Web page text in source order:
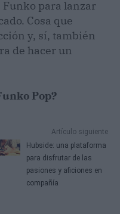
para lanzar
Cosa que
y, sí, también
de hacer un
Pop?
Artículo siguiente
Hubside: una plataforma
para disfrutar de las
pasiones y aficiones en
compañía